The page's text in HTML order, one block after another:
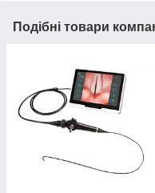
Подібні товари